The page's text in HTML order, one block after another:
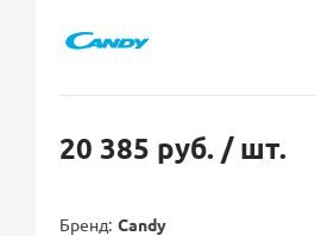
20 385 руб. / шт.
Бренд Candy